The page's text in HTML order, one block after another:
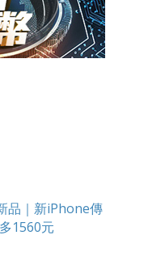
品｜新iPhone傳
1560元